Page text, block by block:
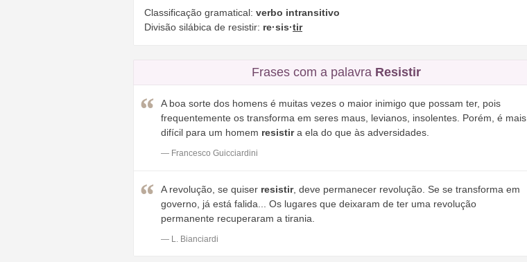
Classificação gramatical: verbo intransitivo
Divisão silábica de resistir: re·sis·tir
Frases com a palavra Resistir
A boa sorte dos homens é muitas vezes o maior inimigo que possam ter, pois
frequentemente os transforma em seres maus, levianos, insolentes. Porém, é mais
difícil para um homem resistira ela do que às adversidades.
— Francesco Guicciardini
A revolução, se quiser resistir, deve permanecer revolução. Se se transforma em
governo, já está falida... Os lugares que deixaram de ter uma revolução
permanente recuperaram a tirania.
— L. Bianciardi